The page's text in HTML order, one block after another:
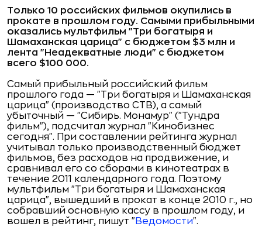
Только 10 российских фильмов окупились в
прокате в прошлом году. Самыми прибыльными
оказались мультфильм "Три богатыря и
Шамаханская царица" с бюджетом $3 млн и
лента "Неадекватные люди" с бюджетом
всего $100 000.
Самый прибыльный российский фильм
прошлого года — "Три богатыря и Шамаханская
царица" (производство СТВ), а самый
убыточный — "Сибирь. Монамур" ("Тундра
фильм"), подсчитал журнал "Кинобизнес
сегодня". При составлении рейтинга журнал
учитывал только производственный бюджет
фильмов, без расходов на продвижение, и
сравнивал его со сборами в кинотеатрах в
течение 2011 календарного года. Поэтому
мультфильм "Три богатыря и Шамаханская
царица", вышедший в прокат в конце 2010 г., но
собравший основную кассу в прошлом году, и
вошел в рейтинг, пишут " Ведомости".